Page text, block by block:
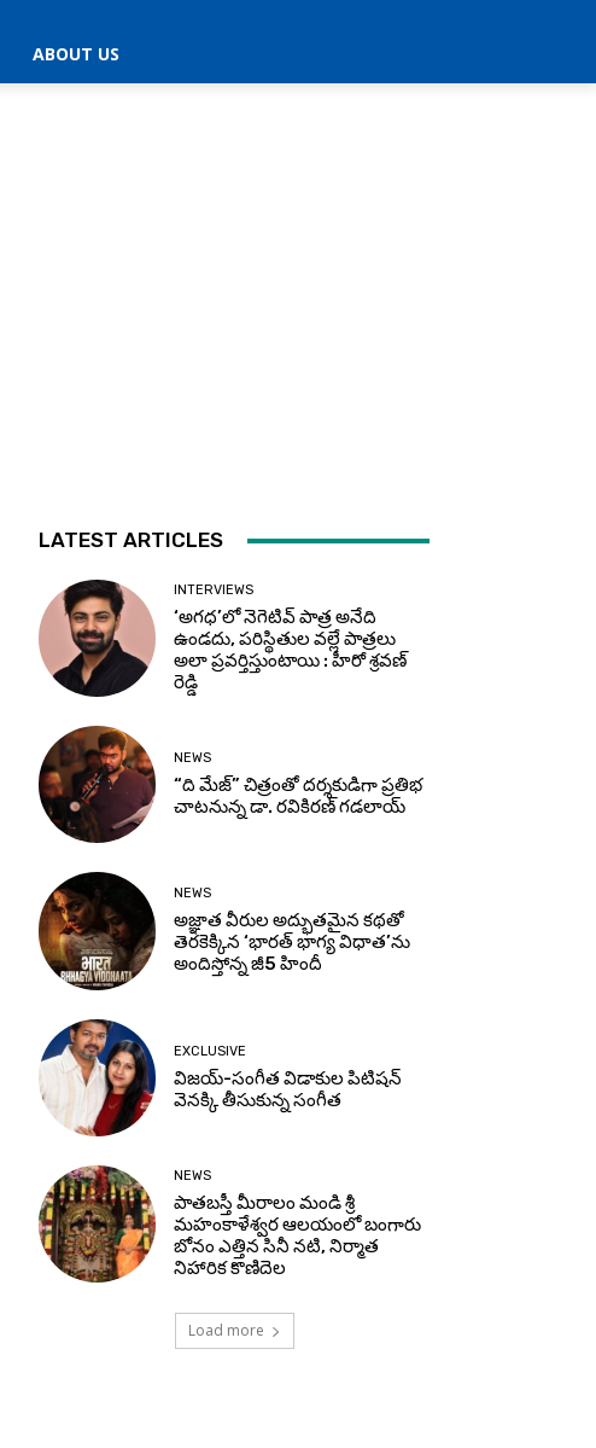
ABOUT US
LATEST ARTICLES
INTERVIEWS
‘అగధ’లో నెగెటివ్ పాత్ర అనేది
ఉండదు, పరిస్థితుల వల్లే పాత్రలు
అలా ప్రవర్తిస్తుంటాయి : హీరో శ్రవణ్
రెడ్డి
NEWS
“ది మేజ్” చిత్రంతో దర్శకుడిగా ప్రతిభ
చాటనున్న డా. రవికిరణ్ గడలాయ్
NEWS
అజ్ఞాత వీరుల అద్భుతమైన కథతో
తెరకెక్కిన ‘భారత్ భాగ్య విధాత’ను
అందిస్తోన్న జీ5 హిందీ
EXCLUSIVE
విజయ్-సంగీత విడాకుల పిటిషన్
వెనక్కి తీసుకున్న సంగీత
NEWS
పాతబస్తీ మీరాలం మండి శ్రీ
మహంకాళేశ్వర ఆలయంలో బంగారు
బోనం ఎత్తిన సినీ నటి, నిర్మాత
నిహారిక కొణిదెల
Load more